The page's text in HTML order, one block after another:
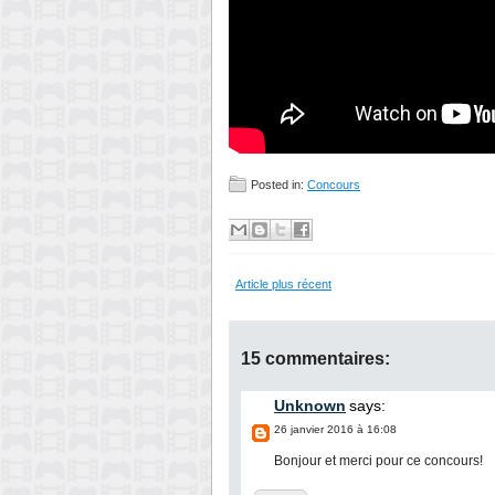
Posted in: Concours
Article plus récent
15 commentaires:
Unknown says:
26 janvier 2016 à 16:08
Bonjour et merci pour ce concours!